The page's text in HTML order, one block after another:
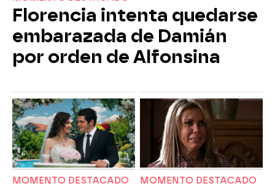
Florencia intenta quedarse
embarazada de Damián
por orden de Alfonsina
MOMENTO DESTACADO MOMENTO DESTACADO